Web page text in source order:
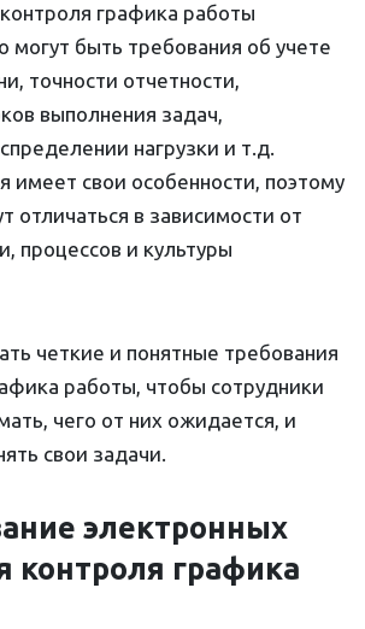
графика работы
могут быть требования об учете
точности отчетности,
выполнения задач,
нагрузки и т.д.
имеет свои особенности, поэтому
отличаться в зависимости от
процессов и культуры
четкие и понятные требования
работы, чтобы сотрудники
чего от них ожидается, и
свои задачи.
электронных
контроля графика